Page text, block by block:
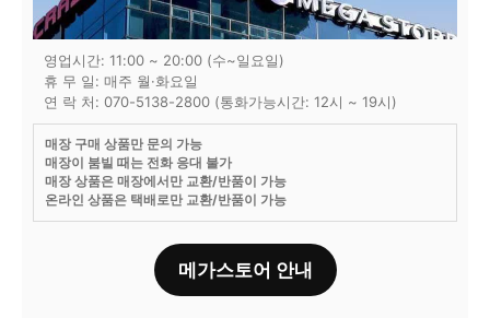
영업시간: 11:00 ~ 20:00 (수~일요일)
휴 무 일: 매주 월·화요일
연 락 처: 070-5138-2800 (통화가능시간: 12시 ~ 19시)
매장 구매 상품만 문의 가능
매장이 붐빌 때는 전화 응대 불가
매장 상품은 매장에서만 교환/반품이 가능
온라인 상품은 택배로만 교환/반품이 가능
메가스토어 안내